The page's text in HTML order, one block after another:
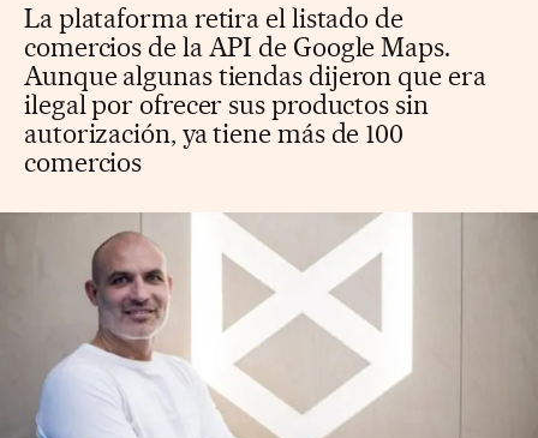
La plataforma retira el listado de
comercios de la API de Google Maps.
Aunque algunas tiendas dijeron que era
ilegal por ofrecer sus productos sin
autorización, ya tiene más de 100
comercios